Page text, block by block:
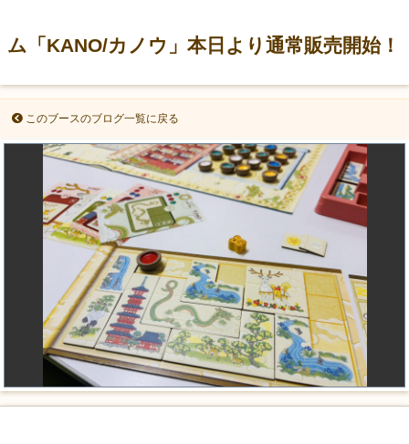
ム「KANO/カノウ」本日より通常販売開始！
このブースのブログ一覧に戻る